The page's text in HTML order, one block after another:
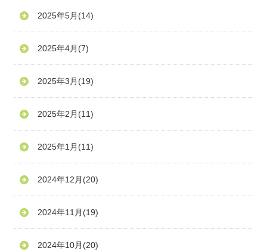
2025年5月 (14)
2025年4月 (7)
2025年3月 (19)
2025年2月 (11)
2025年1月 (11)
2024年12月 (20)
2024年11月 (19)
2024年10月 (20)